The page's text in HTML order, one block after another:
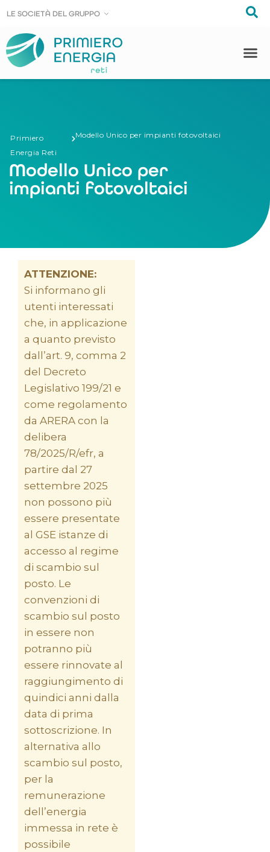
LE SOCIETÀ DEL GRUPPO
LE SOCIETÀ DEL GRUPPO
Primiero
Energia Reti
Modello Unico per impianti fotovoltaici
Modello Unico per
impianti fotovoltaici
ATTENZIONE:
Si informano gli
utenti interessati
che, in applicazione
a quanto previsto
dall’art. 9, comma 2
del Decreto
Legislativo 199/21 e
come regolamento
da ARERA con la
delibera
78/2025/R/efr, a
partire dal 27
settembre 2025
non possono più
essere presentate
al GSE istanze di
accesso al regime
di scambio sul
posto. Le
convenzioni di
scambio sul posto
in essere non
potranno più
essere rinnovate al
raggiungimento di
quindici anni dalla
data di prima
sottoscrizione. In
alternativa allo
scambio sul posto,
per la
remunerazione
dell’energia
immessa in rete è
possibile